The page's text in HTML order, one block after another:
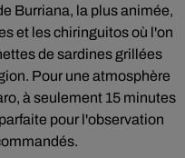
Burriana, la plus animée,
et les chiringuitos où l'on
de sardines grillées
Pour une atmosphère
à seulement 15 minutes
pour l'observation